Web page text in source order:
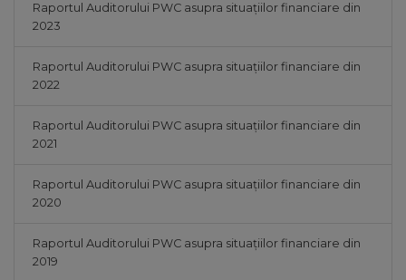
Raportul Auditorului PWC asupra situațiilor financiare din
2023
Raportul Auditorului PWC asupra situațiilor financiare din
2022
Raportul Auditorului PWC asupra situațiilor financiare din
2021
Raportul Auditorului PWC asupra situațiilor financiare din
2020
Raportul Auditorului PWC asupra situațiilor financiare din
2019